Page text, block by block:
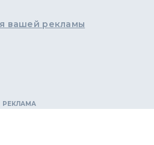
вашей рекламы